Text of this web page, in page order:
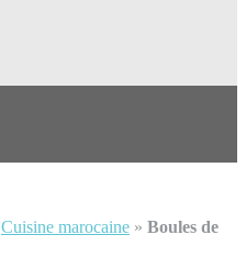
Cuisine marocaine » Boules de